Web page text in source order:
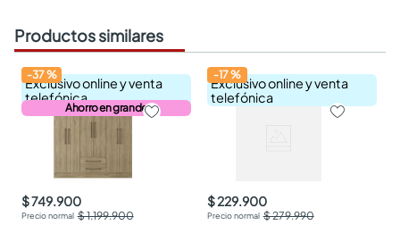
Productos similares
Exclusivo online y venta
telefónica
Ahorro en grande
-37%
$ 749.900
$ 1.199.900
Exclusivo online y venta
telefónica
-17%
$ 229.900
$ 279.990